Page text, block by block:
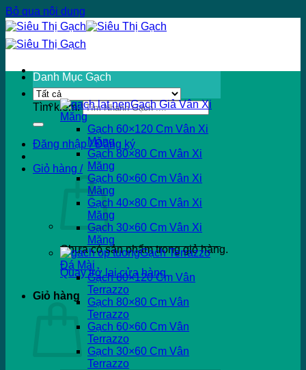
Bỏ qua nội dung
Tìm kiếm:
Đăng nhập / Đăng ký
Giỏ hàng /
Chưa có sản phẩm trong giỏ hàng.
Quay trở lại cửa hàng
Giỏ hàng
Danh Mục Gạch
Gạch Giả Vân Xi
Măng
Gạch 60×120 Cm Vân Xi
Măng
Gạch 80×80 Cm Vân Xi
Măng
Gạch 60×60 Cm Vân Xi
Măng
Gạch 40×80 Cm Vân Xi
Măng
Gạch 30×60 Cm Vân Xi
Măng
Gạch Terrazzo
Đá Mài
Gạch 60×120 Cm Vân
Terrazzo
Gạch 80×80 Cm Vân
Terrazzo
Gạch 60×60 Cm Vân
Terrazzo
Gạch 30×60 Cm Vân
Terrazzo